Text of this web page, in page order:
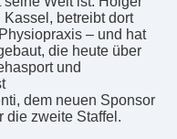
Kassel, betreibt dort
– und hat
die heute über
und
dem neuen Sponsor
die zweite Staffel.